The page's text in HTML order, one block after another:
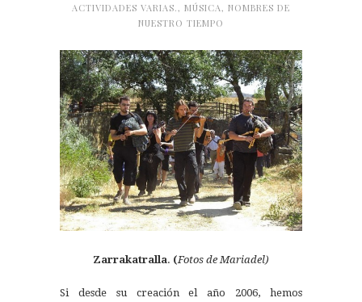
ACTIVIDADES VARIAS. , MÚSICA , NOMBRES DE
NUESTRO TIEMPO
Zarrakatralla. (Fotos de Mariadel)
Si desde su creación el año 2006, hemos